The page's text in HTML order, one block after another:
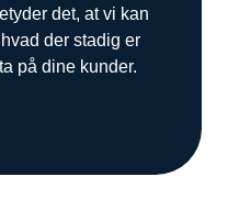
det, at vi kan
der stadig er
på dine kunder.